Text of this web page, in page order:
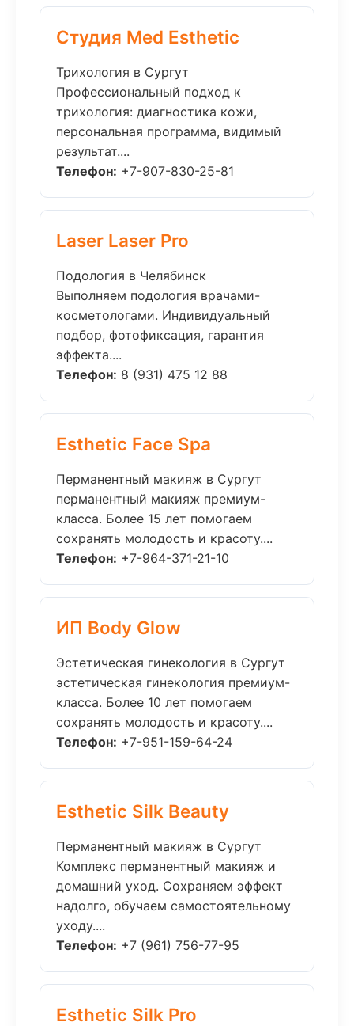
Студия Med Esthetic
Трихология в Сургут
Профессиональный подход к
трихология: диагностика кожи,
персональная программа, видимый
результат....
Телефон: +7-907-830-25-81
Laser Laser Pro
Подология в Челябинск
Выполняем подология врачами-
косметологами. Индивидуальный
подбор, фотофиксация, гарантия
эффекта....
Телефон: 8 (931) 475 12 88
Esthetic Face Spa
Перманентный макияж в Сургут
перманентный макияж премиум-
класса. Более 15 лет помогаем
сохранять молодость и красоту....
Телефон: +7-964-371-21-10
ИП Body Glow
Эстетическая гинекология в Сургут
эстетическая гинекология премиум-
класса. Более 10 лет помогаем
сохранять молодость и красоту....
Телефон: +7-951-159-64-24
Esthetic Silk Beauty
Перманентный макияж в Сургут
Комплекс перманентный макияж и
домашний уход. Сохраняем эффект
надолго, обучаем самостоятельному
уходу....
Телефон: +7 (961) 756-77-95
Esthetic Silk Pro